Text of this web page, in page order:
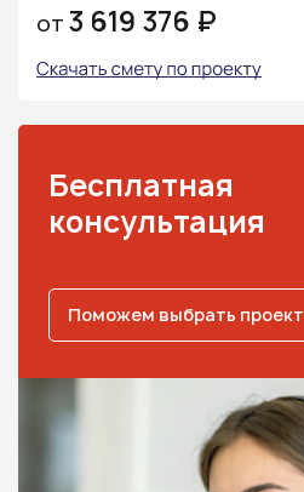
ОТ 3 619 376 ₽
Бесплатная
консультация
Поможем выбрать проект